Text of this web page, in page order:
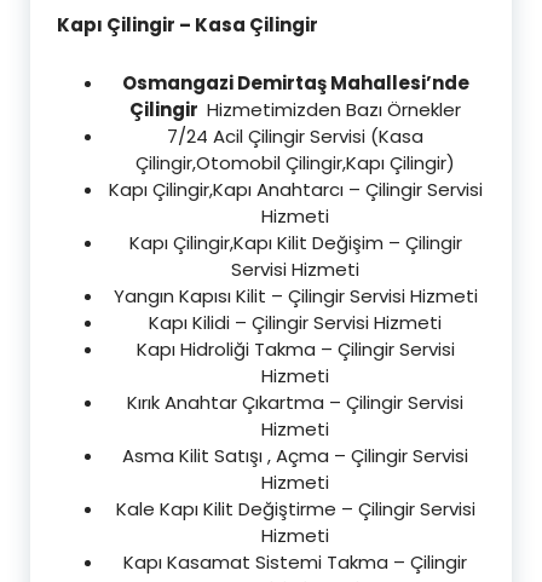
Kapı Çilingir – Kasa Çilingir
Osmangazi Demirtaş Mahallesi’nde
Çilingir Hizmetimizden Bazı Örnekler
7/24 Acil Çilingir Servisi (Kasa
Çilingir,Otomobil Çilingir,Kapı Çilingir)
Kapı Çilingir,Kapı Anahtarcı – Çilingir Servisi
Hizmeti
Kapı Çilingir,Kapı Kilit Değişim – Çilingir
Servisi Hizmeti
Yangın Kapısı Kilit – Çilingir Servisi Hizmeti
Kapı Kilidi – Çilingir Servisi Hizmeti
Kapı Hidroliği Takma – Çilingir Servisi
Hizmeti
Kırık Anahtar Çıkartma – Çilingir Servisi
Hizmeti
Asma Kilit Satışı , Açma – Çilingir Servisi
Hizmeti
Kale Kapı Kilit Değiştirme – Çilingir Servisi
Hizmeti
Kapı Kasamat Sistemi Takma – Çilingir